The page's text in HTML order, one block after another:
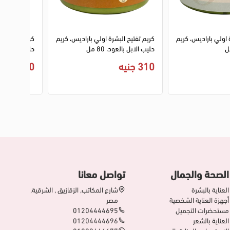
كريم تفتيح
حليب الابل
260 جنيه
كريم تفتيح البشرة اولي باراديس، كريم
حليب الابل بالعود، 80 مل
310 جنيه
اولي باراديس، كريم
الصحة والجمال
العناية بالبشرة
أجهزة العناية الشخصية
مستحضرات التجميل
العناية بالشعر
تواصل معانا
شارع المكاتب, الزقازيق , الشرقية,
مصر
01204444695
01204444696